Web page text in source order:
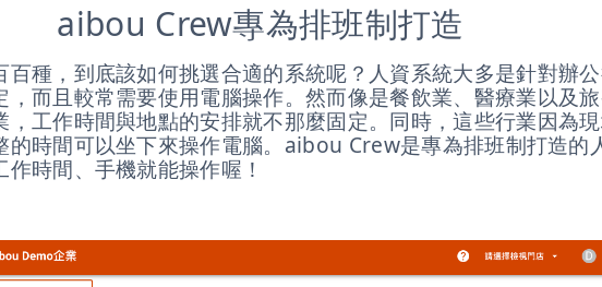
aibou Crew專為排班制打造
百種，到底該如何挑選合適的系統呢？人資系統大多是針對辦
，而且較常需要使用電腦操作。然而像是餐飲業、醫療業以及
，工作時間與地點的安排就不那麼固定。同時，這些行業因為
的時間可以坐下來操作電腦。aibou Crew是專為排班制打造的
時間、手機就能操作喔！